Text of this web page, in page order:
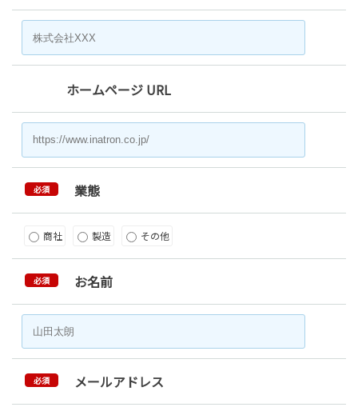
ホームページ URL
必須 業態
商社 製造 その他
必須 お名前
必須 メールアドレス